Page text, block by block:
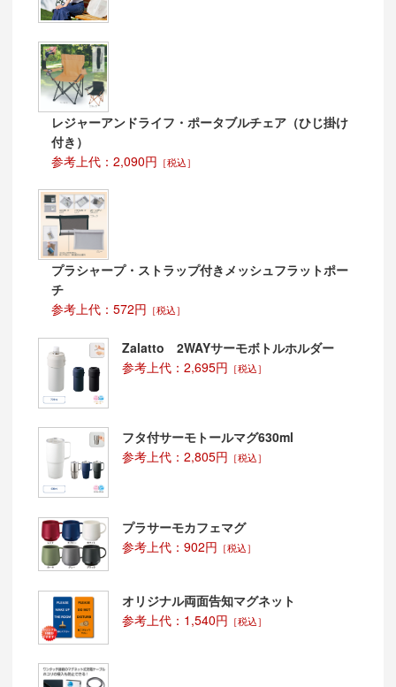
レジャーアンドライフ・ポータブルチェア（ひじ掛け
付き）
参考上代：2,090円 ［税込］
プラシャープ・ストラップ付きメッシュフラットポー
チ
参考上代：572円 ［税込］
Zalatto 2WAYサーモボトルホルダー
参考上代：2,695円 ［税込］
フタ付サーモトールマグ630ml
参考上代：2,805円 ［税込］
プラサーモカフェマグ
参考上代：902円 ［税込］
オリジナル両面告知マグネット
参考上代：1,540円 ［税込］